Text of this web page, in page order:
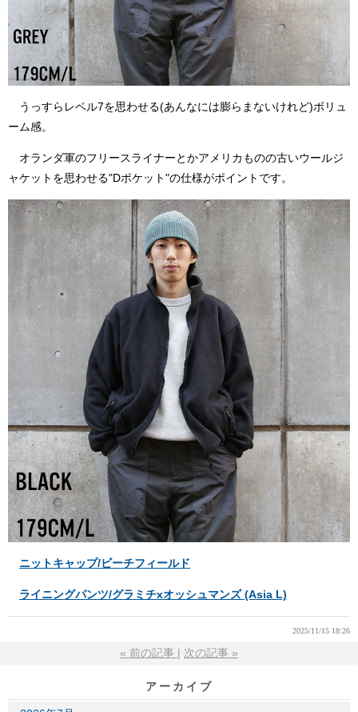
うっすらレベル7を思わせる(あんなには膨らまないけれど)ボリュ
ーム感。
オランダ軍のフリースライナーとかアメリカものの古いウールジ
ャケットを思わせる"Dポケット"の仕様がポイントです。
ニットキャップ/ビーチフィールド
ライニングパンツ/グラミチxオッシュマンズ (Asia L)
2025/11/15 18:26
« 前の記事 次の記事 »
アーカイブ